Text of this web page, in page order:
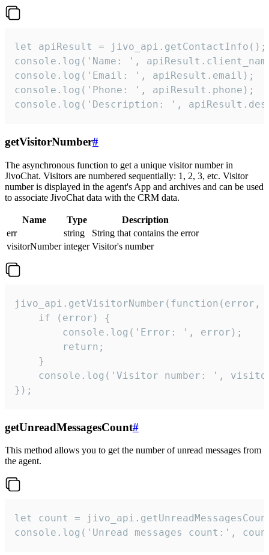
let apiResult = jivo_api.getContactInfo();
console.log('Name: ',
console.log('Email: ', apiResult.email);
console.log('Phone: ', apiResult.phone);
console.log('Description: ',
getVisitorNumber#
The asynchronous function to get a unique visitor number in
JivoChat. Visitors are numbered sequentially: 1, 2, 3, etc. Visitor
number is displayed in the agent's App and archives and can be used
to associate JivoChat data with the CRM data.
Name Type
Description
err
string
String that contains the error
visitorNumber integer Visitor's number
jivo_api.getVisitorNumber(function(error,
    if (error) {
        console.log('Error: ', error);
        return;
    }
console.log('Visitor number: ',
});
getUnreadMessagesCount#
This method allows you to get the number of unread messages from
the agent.
let count =
console.log('Unread messages count:',